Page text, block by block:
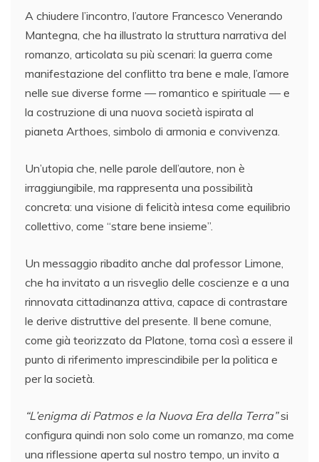
A chiudere l’incontro, l’autore Francesco Venerando
Mantegna, che ha illustrato la struttura narrativa del
romanzo, articolata su più scenari: la guerra come
manifestazione del conflitto tra bene e male, l’amore
nelle sue diverse forme — romantico e spirituale — e
la costruzione di una nuova società ispirata al
pianeta Arthoes, simbolo di armonia e convivenza.
Un’utopia che, nelle parole dell’autore, non è
irraggiungibile, ma rappresenta una possibilità
concreta: una visione di felicità intesa come equilibrio
collettivo, come “stare bene insieme”.
Un messaggio ribadito anche dal professor Limone,
che ha invitato a un risveglio delle coscienze e a una
rinnovata cittadinanza attiva, capace di contrastare
le derive distruttive del presente. Il bene comune,
come già teorizzato da Platone, torna così a essere il
punto di riferimento imprescindibile per la politica e
per la società.
“L’enigma di Patmos e la Nuova Era della Terra”si
configura quindi non solo come un romanzo, ma come
una riflessione aperta sul nostro tempo, un invito a